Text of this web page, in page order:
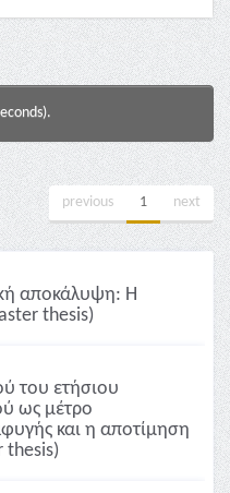
previous 1 next
αποκάλυψη: Η
thesis)
του ετήσιου
ως μέτρο
και η αποτίμηση
thesis)